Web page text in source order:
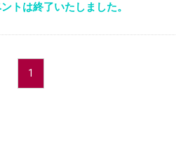
トは終了いたしました。
1